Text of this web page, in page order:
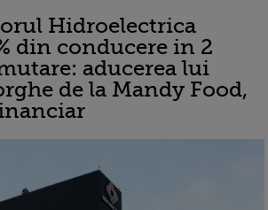
Hidroelectrica
din conducere in 2
aducerea lui
de la Mandy Food,